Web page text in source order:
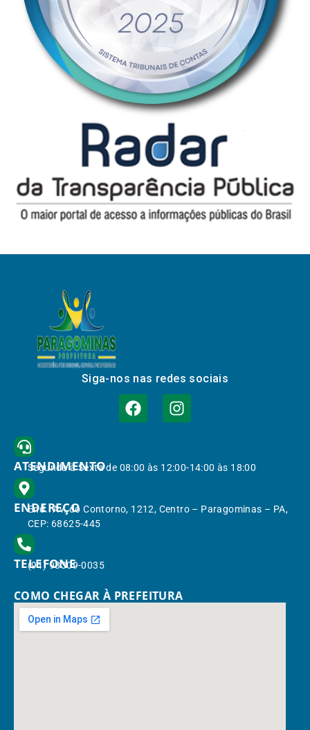
Siga-nos nas redes sociais
ATENDIMENTO
Segunda à Sexta de 08:00 às 12:00-14:00 às 18:00
ENDEREÇO
End.: Av. do Contorno, 1212, Centro – Paragominas – PA,
CEP: 68625-445
TELEFONE
(91) 98309-0035
COMO CHEGAR À PREFEITURA